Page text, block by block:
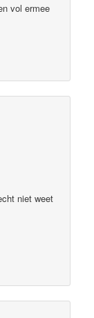
vol ermee
niet weet